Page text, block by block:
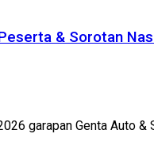
& Sorotan
garapan Genta Auto